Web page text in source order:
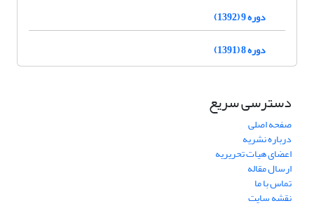
دوره 9 (1392)
دوره 8 (1391)
دسترسی سریع
صفحه اصلی
درباره نشریه
اعضای هیات تحریریه
ارسال مقاله
تماس با ما
نقشه سایت